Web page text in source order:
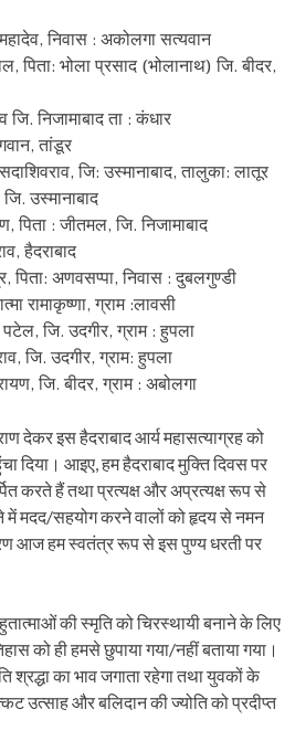
महादेव, निवास : अकोलगा सत्यवान
पिता: भोला प्रसाद (भोलानाथ) जि. बीदर,
जि. निजामाबाद ता : कंधार
तांडूर
जि: उस्मानाबाद, तालुका: लातूर
उस्मानाबाद
पिता : जीतमल, जि. निजामाबाद
हैदराबाद
पिता: अणवसप्पा, निवास : दुबलगुण्डी
रामाकृष्णा, ग्राम :लावसी
पटेल, जि. उदगीर, ग्राम : हुपला
जि. उदगीर, ग्राम: हुपला
जि. बीदर, ग्राम : अबोलगा
देकर इस हैदराबाद आर्य महासत्याग्रह को
दिया। आइए, हम हैदराबाद मुक्ति दिवस पर
करते हैं तथा प्रत्यक्ष और अप्रत्यक्ष रूप से
में मदद/सहयोग करने वालों को हृदय से नमन
आज हम स्वतंत्र रूप से इस पुण्य धरती पर
की स्मृति को चिरस्थायी बनाने के लिए
को ही हमसे छुपाया गया/नहीं बताया गया।
श्रद्धा का भाव जगाता रहेगा तथा युवकों के
उत्साह और बलिदान की ज्योति को प्रदीप्त